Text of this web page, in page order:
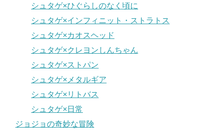
シュタゲ×ひぐらしのなく頃に
シュタゲ×インフィニット・ストラトス
シュタゲ×カオスヘッド
シュタゲ×クレヨンしんちゃん
シュタゲ×ストパン
シュタゲ×メタルギア
シュタゲ×リトバス
シュタゲ×日常
ジョジョの奇妙な冒険